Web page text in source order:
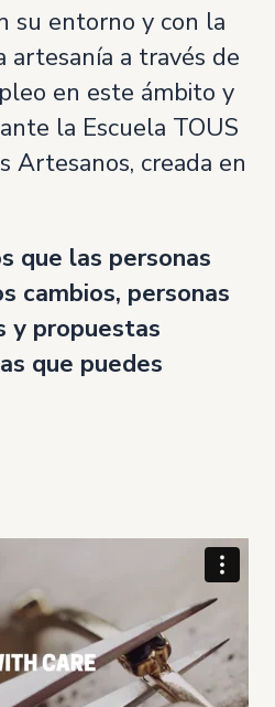
su entorno y con la
artesanía a través de
en este ámbito y
la Escuela TOUS
Artesanos, creada en
que las personas
cambios, personas
y propuestas
que puedes